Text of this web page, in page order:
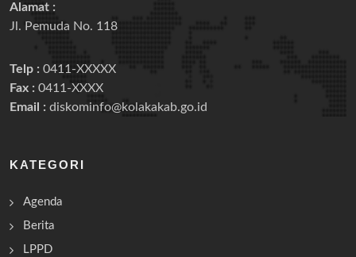
Alamat :
Jl. Pemuda No. 118
Telp : 0411-XXXXX
Fax : 0411-XXXX
Email : diskominfo@kolakakab.go.id
KATEGORI
Agenda
Berita
LPPD